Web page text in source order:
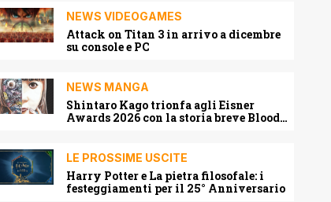
NEWS VIDEOGAMES
Attack on Titan 3 in arrivo a dicembre
su console e PC
NEWS MANGA
Shintaro Kago trionfa agli Eisner
Awards 2026 con la storia breve Blood
LE PROSSIME USCITE
Harry Potter e La pietra filosofale: i
festeggiamenti per il 25° Anniversario